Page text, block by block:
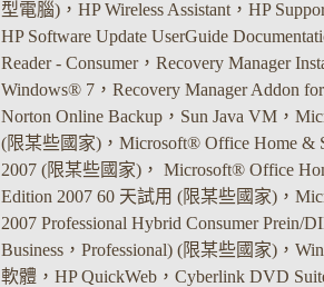
型電腦)，HP Wireless Assistant，HP
HP Software Update UserGuide
Reader - Consumer，Recovery Manager
Windows® 7，Recovery Manager Addon
Norton Online Backup，Sun Java VM，
(限某些國家)，Microsoft® Office Home &
2007 (限某些國家)， Microsoft® Office
Edition 2007 60 天試用 (限某些國家)，
2007 Professional Hybrid Consumer Prein/
Business，Professional) (限某些國家)，
軟體，HP QuickWeb，Cyberlink DVD